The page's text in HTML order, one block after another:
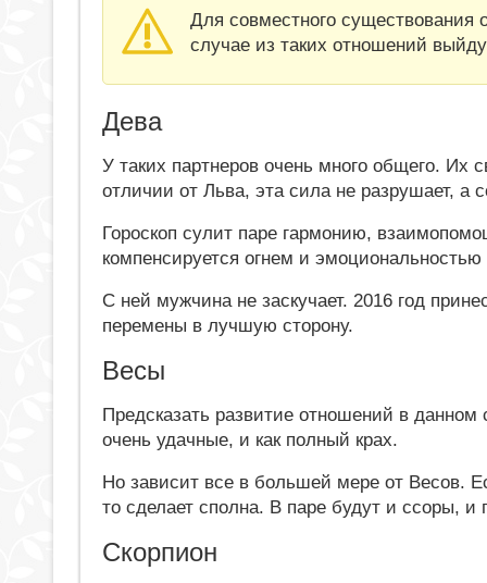
Для совместного
случае из таких отношений
Дева
У таких партнеров очень много общего. Их
отличии от Льва, эта сила не разрушает, а
Гороскоп сулит паре гармонию,
компенсируется огнем и
С ней мужчина не заскучает. 2016 год
перемены в лучшую сторону.
Весы
Предсказать развитие отношений в данном
очень удачные, и как полный крах.
Но зависит все в большей мере от Весов.
то сделает сполна. В паре будут и ссоры,
Скорпион